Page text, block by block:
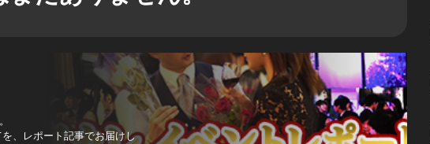
、レポート記事でお届けし